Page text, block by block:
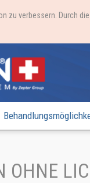
zu verbessern. Durch
OHNE